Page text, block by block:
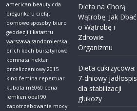
american beauty cda
biegunka u cieląt
domowe sposoby biuro
geodezji i katastru
warszawa sandomierska
erich koch bursztynowa
komnata hektar
przeliczeniowy 2015
kino femina repertuar
kubota m6060 cena
lemken opal 90
zapotrzebowanie mocy
Dieta na Chorą
Wątrobę: Jak Dbać
o Wątrobę i
Zdrowie
Organizmu
Dieta cukrzycowa:
7-dniowy jadłospis
dla stabilizacji
glukozy